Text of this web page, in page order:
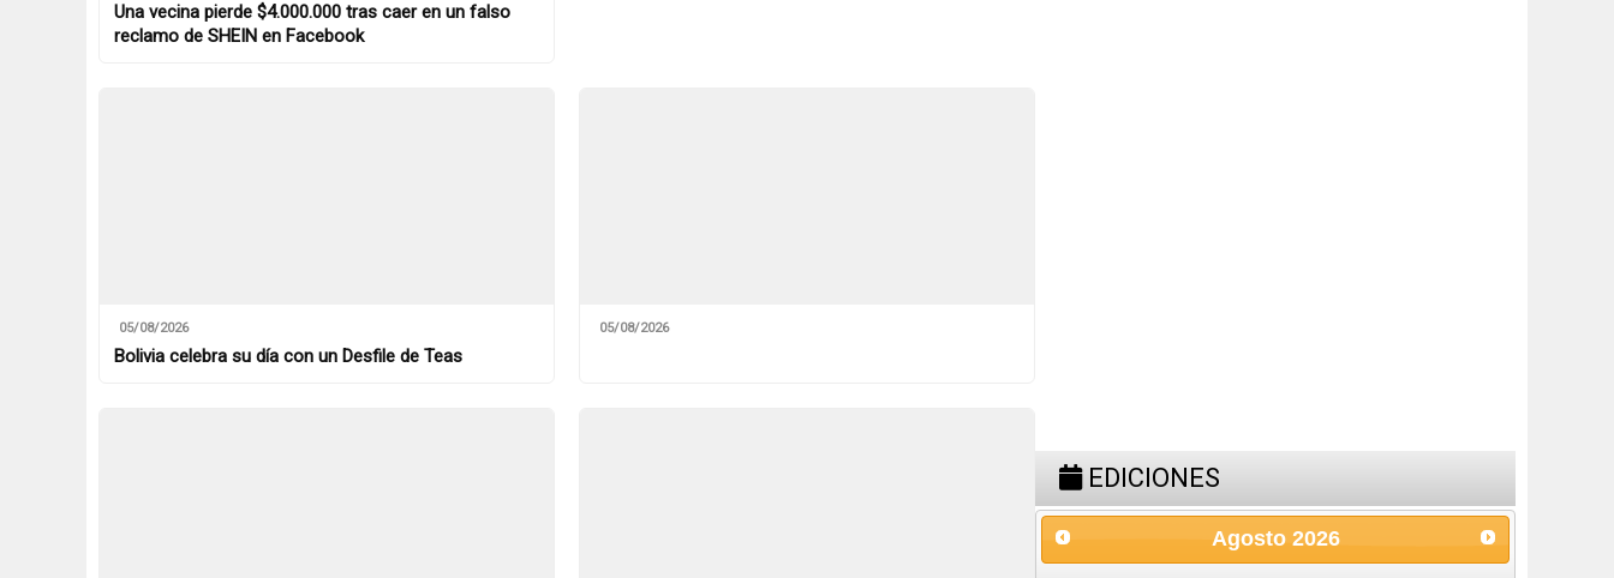
Una vecina pierde $4.000.000 tras caer en un falso
reclamo de SHEIN en Facebook
05/08/2026
Bolivia celebra su día con un Desfile de Teas
05/08/2026
EDICIONES
Agosto 2026